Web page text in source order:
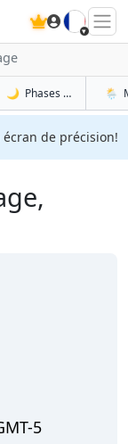
🇫🇷
à
🌙 Phases de la Lune à
🌦️
de précision!
5